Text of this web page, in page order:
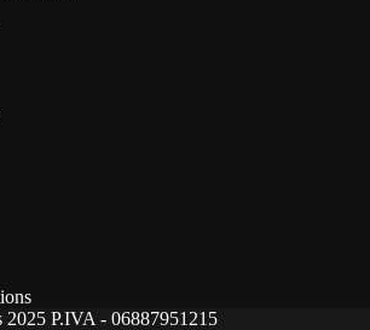
P.IVA - 06887951215